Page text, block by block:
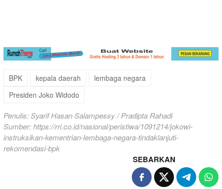
BPK kepala daerah
lembaga negara
Presiden Joko Widodo
Penulis: Syarif Hasan Salampessy / Pradipta Rahadi
Sumber:https://rri.co.id/nasional/peristiwa/1091214/jokowi-
instruksikan-kementrian-lembaga-negara-tindaklanjuti-
rekomendasi-bpk
SEBARKAN